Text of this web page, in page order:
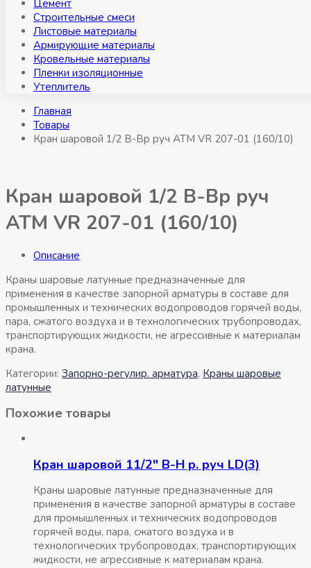
Цемент
Строительные смеси
Листовые материалы
Армирующие материалы
Кровельные материалы
Пленки изоляционные
Утеплитель
Главная
Товары
Кран шаровой 1/2 В-Вр руч АТМ VR 207-01 (160/10)
Кран шаровой 1/2 В-Вр руч
АТМ VR 207-01 (160/10)
Описание
Краны шаровые латунные предназначенные для
применения в качестве запорной арматуры в составе для
промышленных и технических водопроводов горячей воды,
пара, сжатого воздуха и в технологических трубопроводах,
транспортирующих жидкости, не агрессивные к материалам
крана.
Категории: Запорно-регулир. арматура, Краны шаровые
латунные
Похожие товары
Кран шаровой 11/2″ В-Н р. руч LD(3)
Краны шаровые латунные предназначенные для
применения в качестве запорной арматуры в составе
для промышленных и технических водопроводов
горячей воды, пара, сжатого воздуха и в
технологических трубопроводах, транспортирующих
жидкости, не агрессивные к материалам крана.